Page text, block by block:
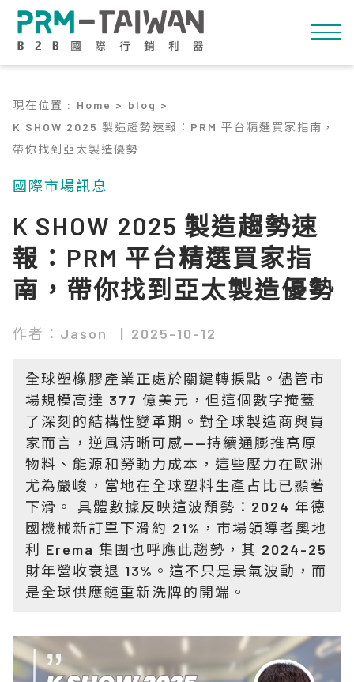
現在位置 : Home > blog >
K SHOW 2025 製造趨勢速報：PRM 平台精選買家指南，
帶你找到亞太製造優勢
國際市場訊息
K SHOW 2025 製造趨勢速
報：PRM 平台精選買家指
南，帶你找到亞太製造優勢
作者：Jason 2025-10-12
全球塑橡膠產業正處於關鍵轉捩點。儘管市
場規模高達 377 億美元，但這個數字掩蓋
了深刻的結構性變革期。對全球製造商與買
家而言，逆風清晰可感——持續通膨推高原
物料、能源和勞動力成本，這些壓力在歐洲
尤為嚴峻，當地在全球塑料生產占比已顯著
下滑。 具體數據反映這波頹勢：2024 年德
國機械新訂單下滑約 21%，市場領導者奧地
利 Erema 集團也呼應此趨勢，其 2024-25
財年營收衰退 13%。這不只是景氣波動，而
是全球供應鏈重新洗牌的開端。